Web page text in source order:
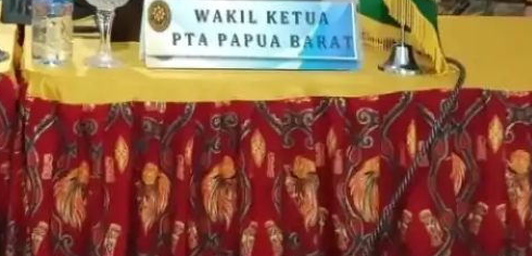
Komentar Terakhir
RaswinonRapat Berkala Umum serta
Monev Kinerja Kepaniteraan
Pengadilan Agama Sewilayah Hukum
PTA Papua Barat Bulan Agustus
6 August 2026
Semoga Lebih meningkatkan kinerja